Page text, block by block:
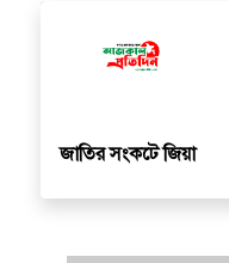
জাতির সংকটে জিয়া